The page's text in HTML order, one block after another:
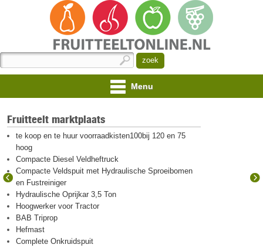
Menu
Fruitteelt marktplaats
te koop en te huur voorraadkisten100bij 120 en 75
hoog
Compacte Diesel Veldheftruck
Compacte Veldspuit met Hydraulische Sproeibomen
en Fustreiniger
Hydraulische Oprijkar 3,5 Ton
Hoogwerker voor Tractor
BAB Triprop
Hefmast
Complete Onkruidspuit